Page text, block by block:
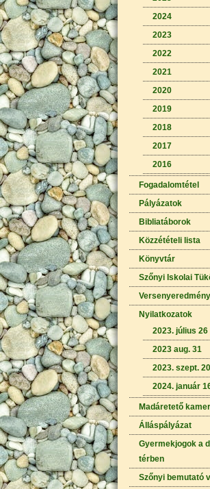
2024
2023
2022
2021
2020
2019
2018
2017
2016
Fogadalomtétel
Pályázatok
Bibliatáborok
Közzétételi lista
Könyvtár
Szőnyi Iskolai
Nyilatkozatok
2023. július 26
2023 aug. 31
2023. szept.
2024. január
Madáretető
Álláspályázat
Gyermekjogok a
térben
Szőnyi bemutató